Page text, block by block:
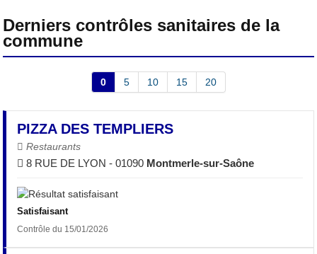
Derniers contrôles sanitaires de la
commune
0 5 10 15 20
PIZZA DES TEMPLIERS
Restaurants
8 RUE DE LYON - 01090 Montmerle-sur-Saône
Satisfaisant
Contrôle du 15/01/2026